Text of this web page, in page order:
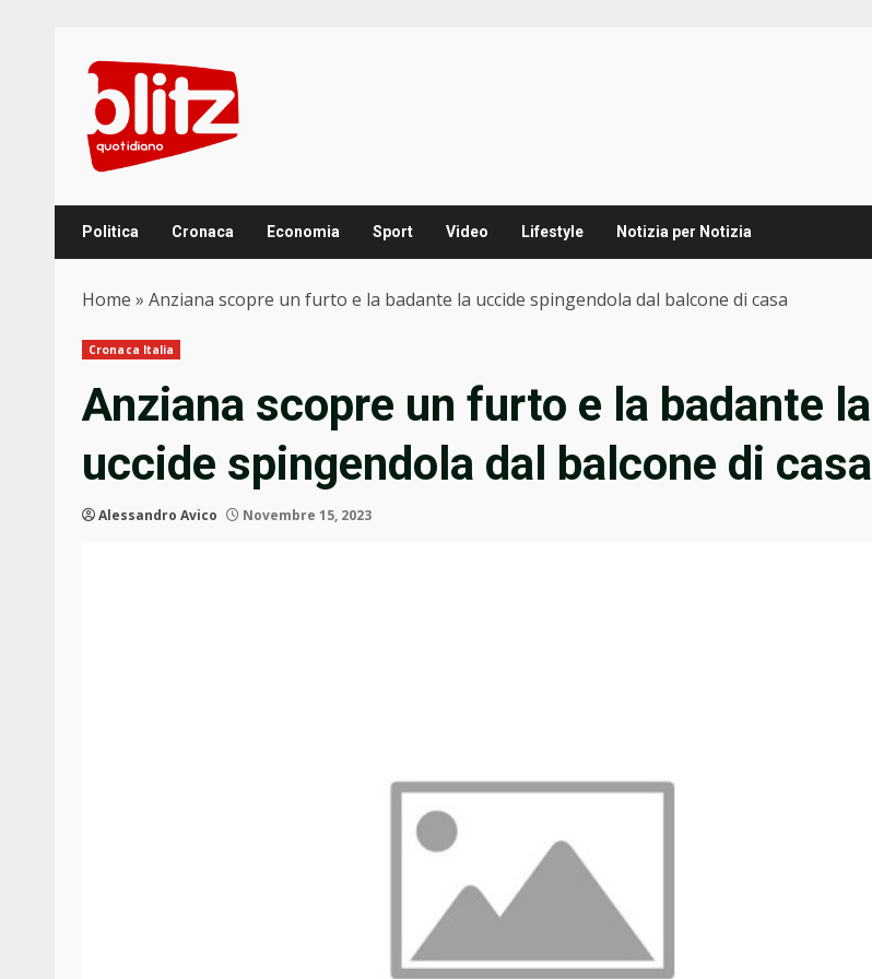
content
Politica Cronaca Economia Sport Video Lifestyle Notizia per Notizia
Home » Anziana scopre un furto e la badante la uccide spingendola dal balcone di casa
Cronaca Italia
Anziana scopre un furto e la badante la
uccide spingendola dal balcone di casa
Alessandro Avico Novembre 15, 2023